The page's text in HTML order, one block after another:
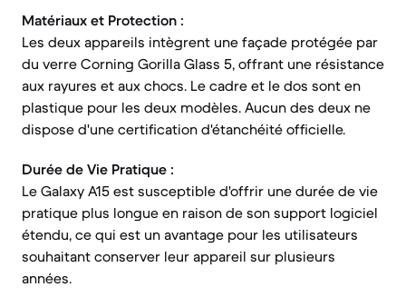
Matériaux et Protection :
Les deux appareils intègrent une façade protégée par
du verre Corning Gorilla Glass 5, offrant une résistance
aux rayures et aux chocs. Le cadre et le dos sont en
plastique pour les deux modèles. Aucun des deux ne
dispose d'une certification d'étanchéité officielle.
Durée de Vie Pratique :
Le Galaxy A15 est susceptible d'offrir une durée de vie
pratique plus longue en raison de son support logiciel
étendu, ce qui est un avantage pour les utilisateurs
souhaitant conserver leur appareil sur plusieurs
années.